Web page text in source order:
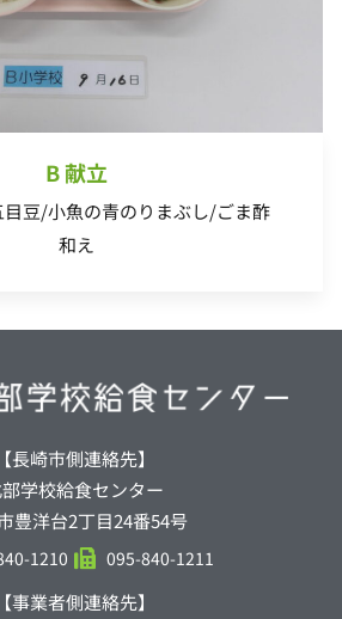
B 献立
豆/小魚の青のりまぶし/ごま酢
和え
【長崎市側連絡先】
学校給食センター
豊洋台2丁目24番54号
1210 095-840-1211
【事業者側連絡先】